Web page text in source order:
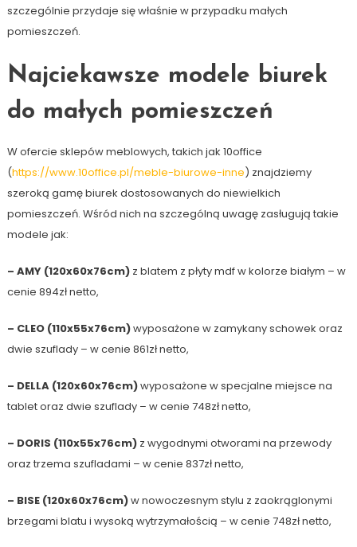
szczególnie przydaje się właśnie w przypadku małych
pomieszczeń.
Najciekawsze modele biurek
do małych pomieszczeń
W ofercie sklepów meblowych, takich jak 10office
(https://www.10office.pl/meble-biurowe-inne) znajdziemy
szeroką gamę biurek dostosowanych do niewielkich
pomieszczeń. Wśród nich na szczególną uwagę zasługują takie
modele jak:
– AMY (120x60x76cm)z blatem z płyty mdf w kolorze białym – w
cenie 894zł netto,
– CLEO (110x55x76cm)wyposażone w zamykany schowek oraz
dwie szuflady – w cenie 861zł netto,
– DELLA (120x60x76cm)wyposażone w specjalne miejsce na
tablet oraz dwie szuflady – w cenie 748zł netto,
– DORIS (110x55x76cm)z wygodnymi otworami na przewody
oraz trzema szufladami – w cenie 837zł netto,
– BISE (120x60x76cm)w nowoczesnym stylu z zaokrąglonymi
brzegami blatu i wysoką wytrzymałością – w cenie 748zł netto,